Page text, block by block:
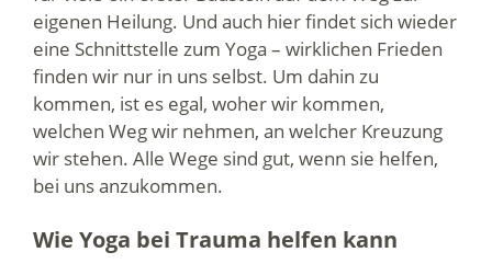
eigenen Heilung. Und auch hier findet sich wieder
eine Schnittstelle zum Yoga – wirklichen Frieden
finden wir nur in uns selbst. Um dahin zu
kommen, ist es egal, woher wir kommen,
welchen Weg wir nehmen, an welcher Kreuzung
wir stehen. Alle Wege sind gut, wenn sie helfen,
bei uns anzukommen.
Wie Yoga bei Trauma helfen kann